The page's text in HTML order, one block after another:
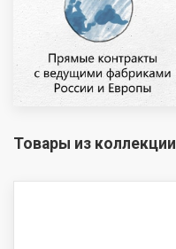
Товары из коллекции